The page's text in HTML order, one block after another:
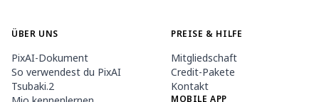
ÜBER UNS
PixAI-Dokument
So verwendest du PixAI
Tsubaki.2
PREISE & HILFE
Mitgliedschaft
Credit-Pakete
Kontakt
MOBILE APP